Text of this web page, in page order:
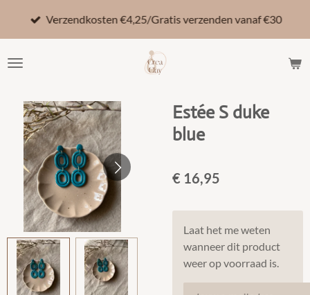
de
Verzendkosten €4,25/Gratis verzenden vanaf €30
Estée S duke
blue
€ 16,95
Laat het me weten
wanneer dit product
weer op voorraad is.